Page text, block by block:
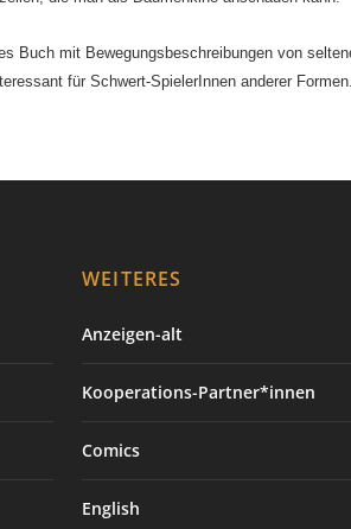
Buch mit Bewegungsbeschreibungen von
für Schwert-SpielerInnen anderer Formen.
WEITERES
Anzeigen-alt
Kooperations-Partner*innen
Comics
English